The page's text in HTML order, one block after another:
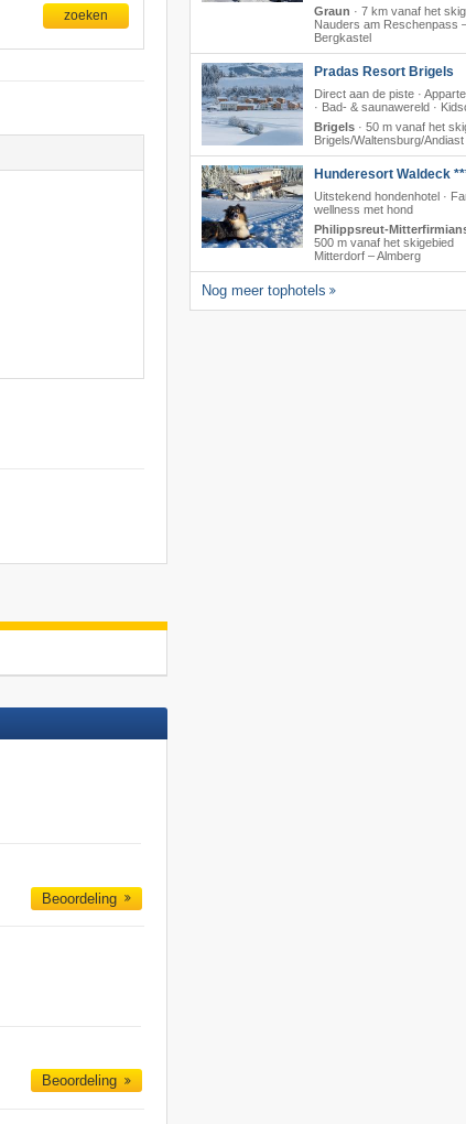
Beoordeling
Beoordeling
Graun · 7 km vanaf het
Nauders am Reschenpass
Bergkastel
Pradas Resort Brigels
Direct aan de piste ·
· Bad- & saunawereld ·
Brigels· 50 m vanaf het
Brigels/​Waltensburg/​Andiast
Hunderesort Waldeck
Uitstekend hondenhotel ·
wellness met hond
Philippsreut-
500 m vanaf het skigebied
Mitterdorf – Almberg
Nog meer tophotels